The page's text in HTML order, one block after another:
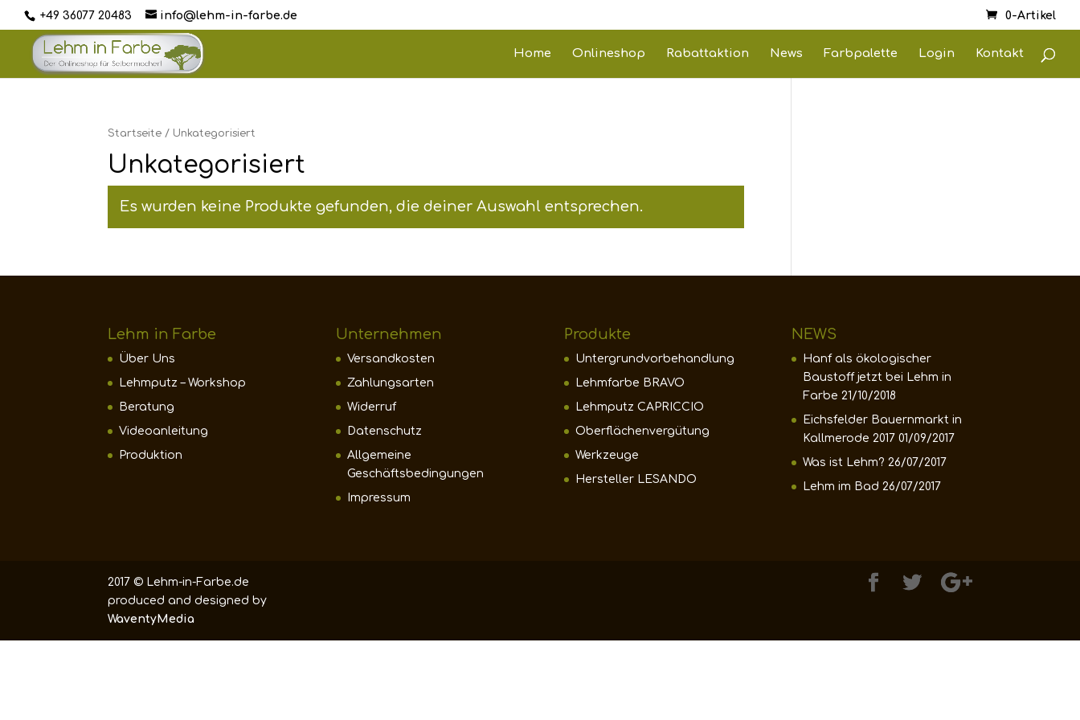
+49 36077 20483 info@lehm-in-farbe.de 0-Artikel
Home Onlineshop Rabattaktion News Farbpalette Login Kontakt
Startseite / Unkategorisiert
Unkategorisiert
Es wurden keine Produkte gefunden, die deiner Auswahl entsprechen.
Lehm in Farbe
Über Uns
Lehmputz – Workshop
Beratung
Videoanleitung
Produktion
Unternehmen
Versandkosten
Zahlungsarten
Widerruf
Datenschutz
Allgemeine
Geschäftsbedingungen
Impressum
Produkte
Untergrundvorbehandlung
Lehmfarbe BRAVO
Lehmputz CAPRICCIO
Oberflächenvergütung
Werkzeuge
Hersteller LESANDO
NEWS
Hanf als ökologischer
Baustoff jetzt bei Lehm in
Farbe 21/10/2018
Eichsfelder Bauernmarkt in
Kallmerode 2017 01/09/2017
Was ist Lehm? 26/07/2017
Lehm im Bad 26/07/2017
2017 © Lehm-in-Farbe.de
produced and designed by
WaventyMedia